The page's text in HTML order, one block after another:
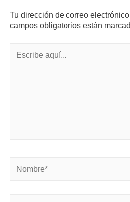
Tu dirección de correo
campos obligatorios están